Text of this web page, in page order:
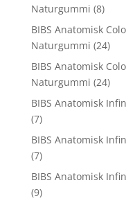
Naturgummi (8)
BIBS Anatomisk
Naturgummi (24)
BIBS Anatomisk
Naturgummi (24)
BIBS Anatomisk
(7)
BIBS Anatomisk
(7)
BIBS Anatomisk
(9)